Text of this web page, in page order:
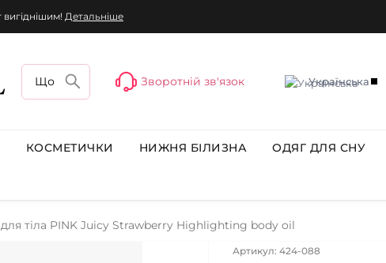
Детальніше
Зворотній зв'язок Українська
КОСМЕТИЧКИ НИЖНЯ БІЛИЗНА ОДЯГ ДЛЯ СНУ
тіла PINK Juicy Strawberry Highlighting body oil
Артикул: 424-088